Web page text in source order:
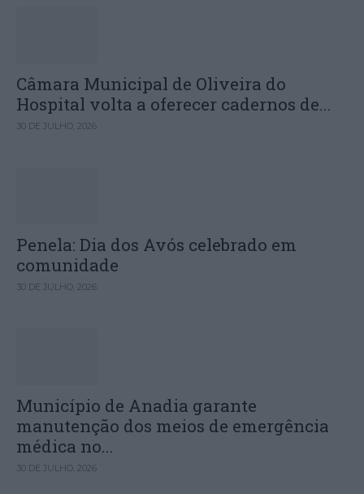
Câmara Municipal de Oliveira do
Hospital volta a oferecer cadernos de...
30 DE JULHO, 2026
Penela: Dia dos Avós celebrado em
comunidade
30 DE JULHO, 2026
Município de Anadia garante
manutenção dos meios de emergência
médica no...
30 DE JULHO, 2026